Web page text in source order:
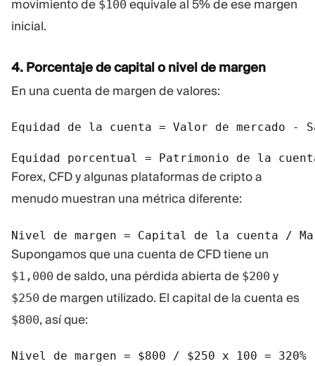
movimiento de $100 equivale al 5% de ese margen
inicial.
4. Porcentaje de capital o nivel de margen
En una cuenta de margen de valores:
Equidad de la cuenta = Valor de mercado -
Equidad porcentual = Patrimonio de la
Forex, CFD y algunas plataformas de cripto a
menudo muestran una métrica diferente:
Nivel de margen = Capital de la cuenta /
Supongamos que una cuenta de CFD tiene un
$1,000 de saldo, una pérdida abierta de $200 y
$250 de margen utilizado. El capital de la cuenta es
$800, así que:
Nivel de margen = $800 / $250 x 100 = 320%